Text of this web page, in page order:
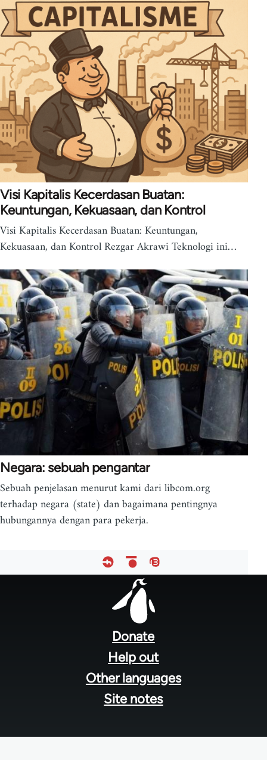
Visi Kapitalis Kecerdasan Buatan:
Keuntungan, Kekuasaan, dan Kontrol
Visi Kapitalis Kecerdasan Buatan: Keuntungan,
Kekuasaan, dan Kontrol Rezgar Akrawi Teknologi ini…
Negara: sebuah pengantar
Sebuah penjelasan menurut kami dari libcom.org
terhadap negara (state) dan bagaimana pentingnya
hubungannya dengan para pekerja.
Donate
Help out
Other languages
Site notes